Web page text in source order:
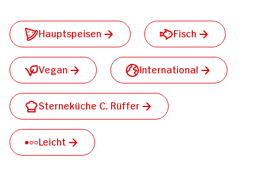
Hauptspeisen Fisch
Vegan International
Sterneküche C. Rüffer
Leicht